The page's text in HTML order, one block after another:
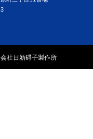
社日新碍子製作所